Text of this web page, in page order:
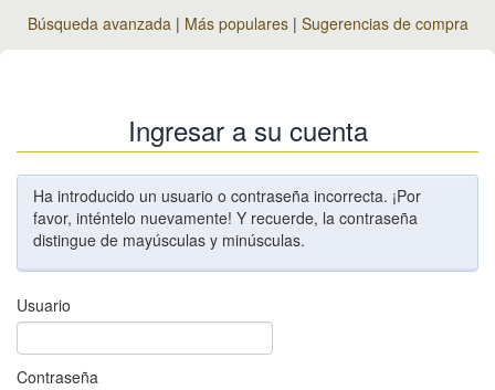
Búsqueda avanzada Más populares Sugerencias de compra
Ingresar a su cuenta
Ha introducido un usuario o contraseña incorrecta. ¡Por
favor, inténtelo nuevamente! Y recuerde, la contraseña
distingue de mayúsculas y minúsculas.
Usuario
Contraseña